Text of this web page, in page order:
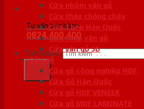
Tư vấn bán hàng
0824.400.400
Tìm kiếm:
Cửa nhôm vân gỗ
Cửa thép chống cháy
Cửa Thép Hàn Quốc
Cửa thép vân gỗ
Cửa vân gỗ 5D
Cửa gỗ
Cửa gỗ công nghiệp HDF
Cửa Gỗ Hàn Quốc
Cửa gỗ HDF VENEER
Cửa gỗ MDF LAMINATE